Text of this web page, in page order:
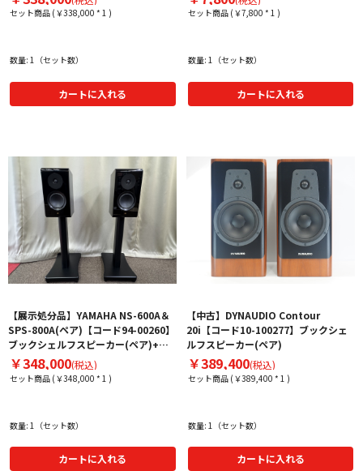
セット商品 (￥338,000 * 1 )
数量: 1（セット数）
カートに入れる
セット商品 (￥7,800 * 1 )
数量: 1（セット数）
カートに入れる
【展示処分品】YAMAHA NS-600A＆
SPS-800A(ペア)【コード94-00260】
ブックシェルフスピーカー(ペア)+ス
タンド
￥348,000(税込)
セット商品 (￥348,000 * 1 )
数量: 1（セット数）
カートに入れる
【中古】DYNAUDIO Contour
20i【コード10-100277】ブックシェ
ルフスピーカー(ペア)
￥389,400(税込)
セット商品 (￥389,400 * 1 )
数量: 1（セット数）
カートに入れる